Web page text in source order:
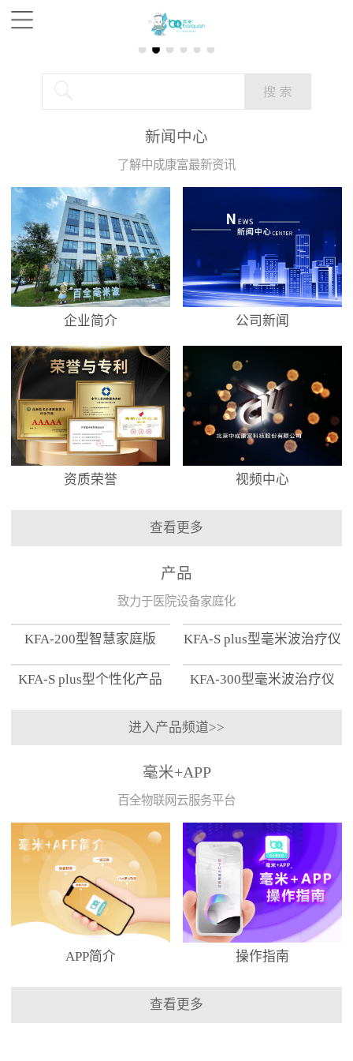
新闻中心
了解中成康富最新资讯
企业简介 公司新闻
资质荣誉 视频中心
查看更多
产品
致力于医院设备家庭化
KFA-200型智慧家庭版 KFA-S plus型毫米波治疗仪
KFA-S plus型个性化产品
KFA-300型毫米波治疗仪
进入产品频道>>
毫米+APP
百全物联网云服务平台
APP简介 操作指南
查看更多